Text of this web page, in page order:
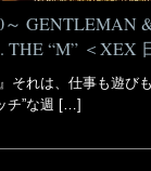
～ GENTLEMAN
THE “M” ＜XEX
それは、仕事も遊び
チ”な週 […]